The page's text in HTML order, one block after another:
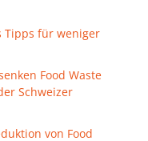
Tipps für weniger
Food Waste
Schweizer
von Food